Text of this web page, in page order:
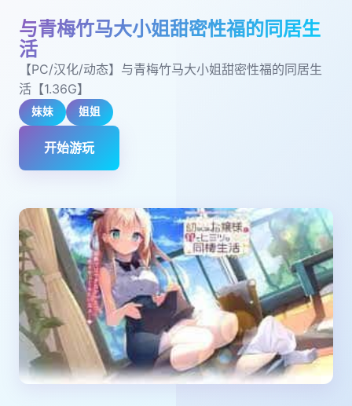
与青梅竹马大小姐甜密性福的同居生
活
【PC/汉化/动态】与青梅竹马大小姐甜密性福的同居生
活【1.36G】
妹妹 姐姐
开始游玩